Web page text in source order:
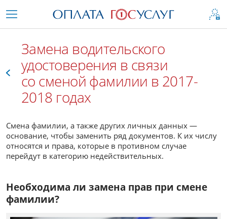
Замена водительского
удостоверения в связи
со сменой фамилии в 2017-
2018 годах
Смена фамилии, а также других личных данных —
основание, чтобы заменить ряд документов. К их числу
относятся и права, которые в противном случае
перейдут в категорию недействительных.
Необходима ли замена прав при смене
фамилии?